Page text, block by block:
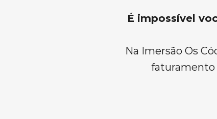
É impossível
Na Imersão Os
faturamento